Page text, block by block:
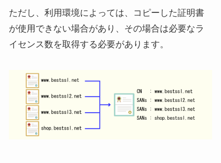
ただし、利用環境によっては、コピーした証明書
が使用できない場合があり、その場合は必要なラ
イセンス数を取得する必要があります。